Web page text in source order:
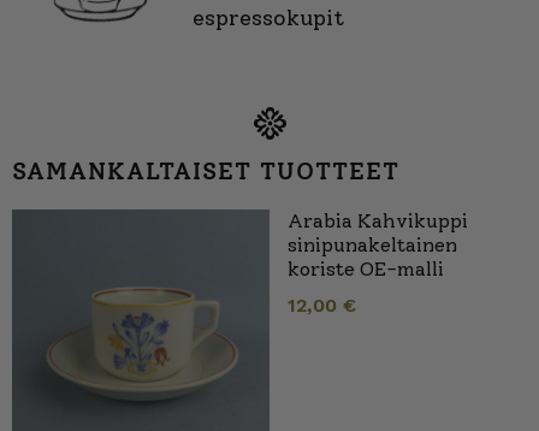
espressokupit
SAMANKALTAISET TUOTTEET
Arabia Kahvikuppi
sinipunakeltainen
koriste OE-malli
12,00 €